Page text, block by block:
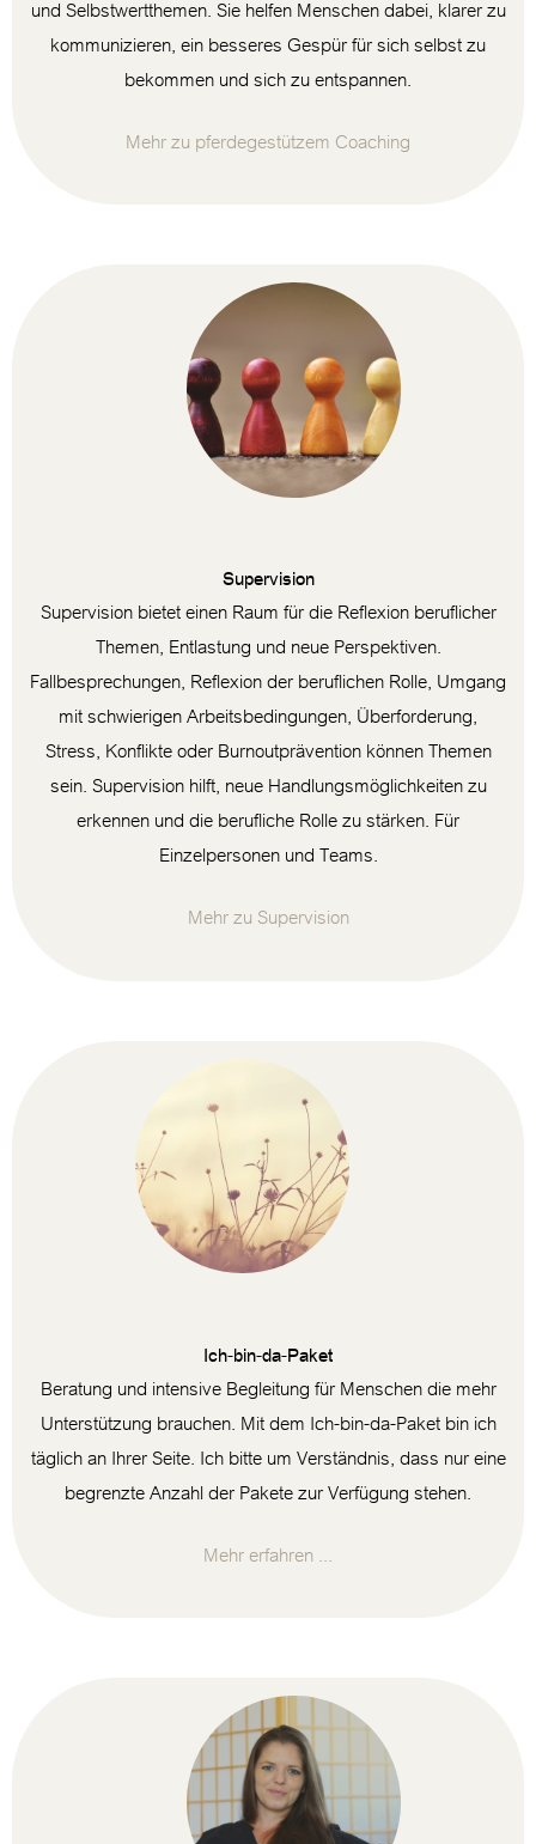
und Selbstwertthemen. Sie helfen Menschen dabei, klarer zu
kommunizieren, ein besseres Gespür für sich selbst zu
bekommen und sich zu entspannen.
Mehr zu pferdegestützem Coaching
Supervision
Supervision bietet einen Raum für die Reflexion beruflicher
Themen, Entlastung und neue Perspektiven.
Fallbesprechungen, Reflexion der beruflichen Rolle, Umgang
mit schwierigen Arbeitsbedingungen, Überforderung,
Stress, Konflikte oder Burnoutprävention können Themen
sein. Supervision hilft, neue Handlungsmöglichkeiten zu
erkennen und die berufliche Rolle zu stärken. Für
Einzelpersonen und Teams.
Mehr zu Supervision
Ich-bin-da-Paket
Beratung und intensive Begleitung für Menschen die mehr
Unterstützung brauchen. Mit dem Ich-bin-da-Paket bin ich
täglich an Ihrer Seite. Ich bitte um Verständnis, dass nur eine
begrenzte Anzahl der Pakete zur Verfügung stehen.
Mehr erfahren ...